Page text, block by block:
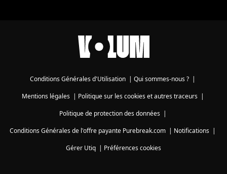
Conditions Générales d'Utilisation Qui sommes-nous ?
Mentions légales| Politique sur les cookies et autres traceurs|
Politique de protection des données|
Conditions Générales de l'offre payante Purebreak.com
Notifications
Gérer Utiq
Préférences cookies